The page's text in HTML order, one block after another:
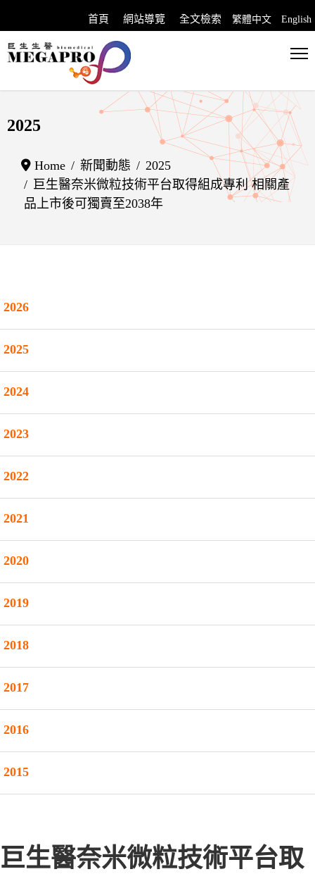
首頁 網站導覽 全文檢索 選擇你的語言
繁體中文 English
2025
Home 新聞動態
2025
巨生醫奈米微粒技術平台取得組成專利 相關產
品上市後可獨賣至2038年
2026
2025
2024
2023
2022
2021
2020
2019
2018
2017
2016
2015
巨生醫奈米微粒技術平台取